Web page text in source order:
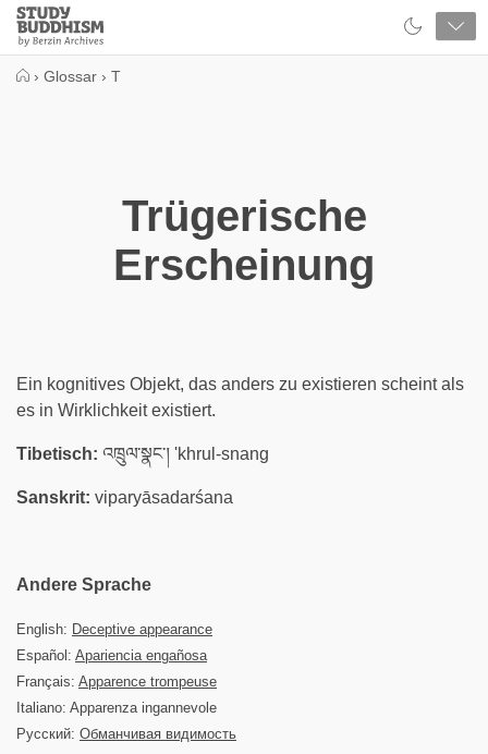
Close
Study
Buddhism
› Glossar › T
Trügerische
Erscheinung
Ein kognitives Objekt, das anders zu existieren scheint als
es in Wirklichkeit existiert.
Tibetisch: འཁྲུལ་སྣང་། 'khrul-snang
Sanskrit: viparyāsadarśana
Andere Sprache
English: Deceptive appearance
Español: Apariencia engañosa
Français: Apparence trompeuse
Italiano: Apparenza ingannevole
Русский: Обманчивая видимость